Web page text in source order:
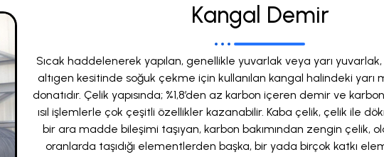
Kangal Demir
Sıcak haddelenerek yapılan, genellikle yuvarlak veya yarı
altıgen kesitinde soğuk çekme için kullanılan kangal halindeki
donatıdır. Çelik yapısında; %1,8’den az karbon içeren demir ve
ısıl işlemlerle çok çeşitli özellikler kazanabilir. Kaba çelik, çelik ile
bir ara madde bileşimi taşıyan, karbon bakımından zengin çelik,
oranlarda taşıdığı elementlerden başka, bir yada birçok katkı